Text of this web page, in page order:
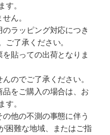
す。
ん。
ラッピング対応につき
ご了承ください。
貼っての出荷となりま
のでご了承ください。
をご購入の場合は、お
す。
他の不測の事態に伴う
困難な地域、またはご指